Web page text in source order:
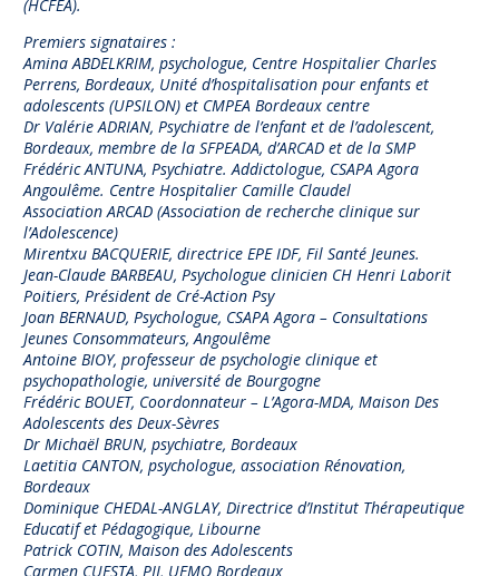
(HCFEA).
Premiers signataires :
Amina ABDELKRIM, psychologue, Centre Hospitalier Charles
Perrens, Bordeaux, Unité d’hospitalisation pour enfants et
adolescents (UPSILON) et CMPEA Bordeaux centre
Dr Valérie ADRIAN, Psychiatre de l’enfant et de l’adolescent,
Bordeaux, membre de la SFPEADA, d’ARCAD et de la SMP
Frédéric ANTUNA, Psychiatre. Addictologue, CSAPA Agora
Angoulême. Centre Hospitalier Camille Claudel
Association ARCAD (Association de recherche clinique sur
l’Adolescence)
Mirentxu BACQUERIE, directrice EPE IDF, Fil Santé Jeunes.
Jean-Claude BARBEAU, Psychologue clinicien CH Henri Laborit
Poitiers, Président de Cré-Action Psy‌
Joan BERNAUD, Psychologue, CSAPA Agora – Consultations
Jeunes Consommateurs, Angoulême
Antoine BIOY, professeur de psychologie clinique et
psychopathologie, université de Bourgogne
Frédéric BOUET, Coordonnateur – L’Agora-MDA, Maison Des
Adolescents des Deux-Sèvres
Dr Michaël BRUN, psychiatre, Bordeaux
Laetitia CANTON, psychologue, association Rénovation,
Bordeaux
Dominique CHEDAL-ANGLAY, Directrice d’Institut Thérapeutique
Educatif et Pédagogique, Libourne
Patrick COTIN, Maison des Adolescents
Carmen CUESTA, PJJ, UEMO Bordeaux